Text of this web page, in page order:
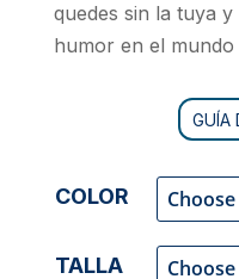
quedes sin la tuya
humor en el mundo
GUÍA
COLOR
TALLA